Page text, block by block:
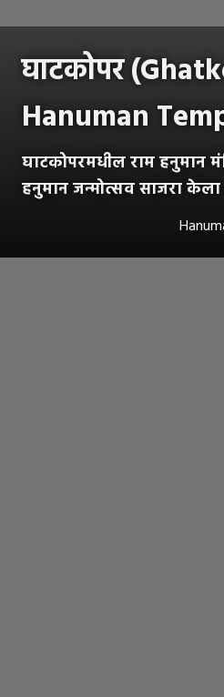
घाटकोपर
Hanuman
घाटकोपरमधील राम हनुमान
हनुमान जन्मोत्सव साजरा केला